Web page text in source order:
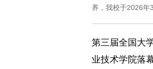
养，我校于2026年
第三届全国大
业技术学院落